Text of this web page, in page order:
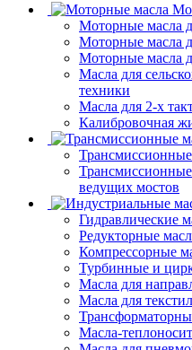
Моторные масла
Моторные масла
Моторные масла
Масла для
техники
Масла для 2-х
Калибровочная
ведущих мостов
Гидравлические
Редукторные
Компрессорные
Турбинные и
Масла для
Масла для
Масла-